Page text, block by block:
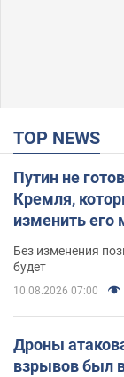
TOP NEWS
Путин не
Кремля,
изменить его
Без изменения
будет
10.08.2026 07:00
Дроны
взрывов был